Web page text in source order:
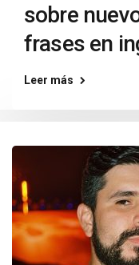
sobre
frases en
Leer más